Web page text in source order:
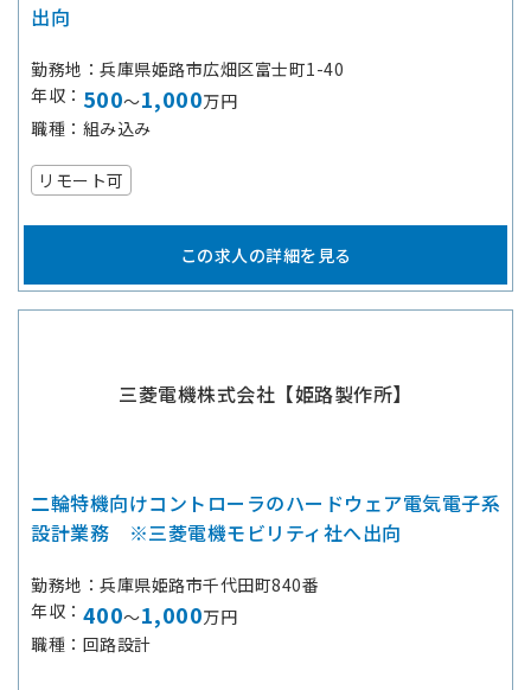
出向
勤務地
兵庫県姫路市広畑区富士町1-40
年収
500～1,000万円
職種
組み込み
リモート可
この求人の詳細を見る
三菱電機株式会社【姫路製作所】
二輪特機向けコントローラのハードウェア電気電子系
設計業務 ※三菱電機モビリティ社へ出向
勤務地
兵庫県姫路市千代田町840番
年収
400～1,000万円
職種
回路設計